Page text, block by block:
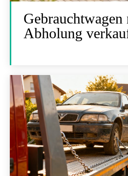
Gebrauchtwagen
Abholung